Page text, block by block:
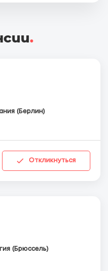
.
(Берлин)
Откликнуться
(Брюссель)